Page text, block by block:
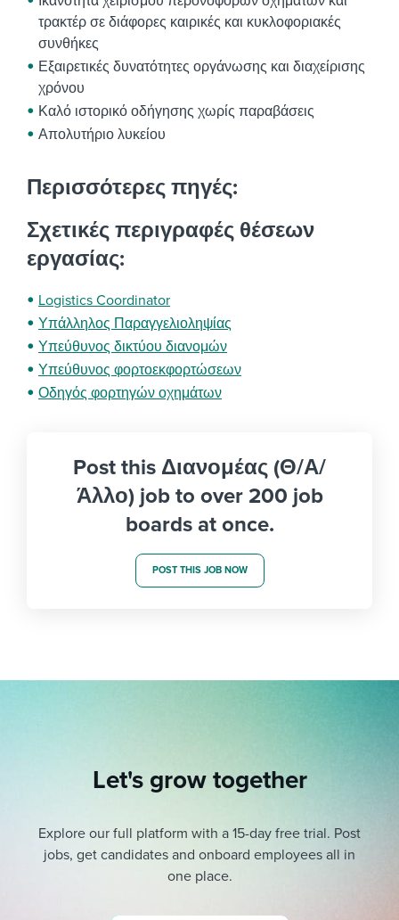
τρακτέρ σε διάφορες καιρικές και κυκλοφοριακές
συνθήκες
Εξαιρετικές δυνατότητες οργάνωσης και διαχείρισης
χρόνου
Καλό ιστορικό οδήγησης χωρίς παραβάσεις
Απολυτήριο λυκείου
Περισσότερες πηγές:
Σχετικές περιγραφές θέσεων
εργασίας:
Logistics Coordinator
Υπάλληλος Παραγγελιοληψίας
Υπεύθυνος δικτύου διανομών
Υπεύθυνος φορτοεκφορτώσεων
Οδηγός φορτηγών οχημάτων
Post this Διανομέας (Θ/Α/
Άλλο) job to over 200 job
boards at once.
POST THIS JOB NOW
Let's grow together
Explore our full platform with a 15-day free trial. Post
jobs, get candidates and onboard employees all in
one place.